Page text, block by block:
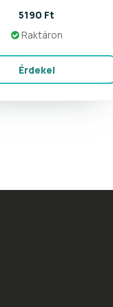
5190 Ft
Raktáron
Érdekel